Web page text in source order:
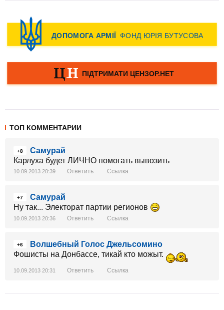
ТОП КОММЕНТАРИИ
+8
Самурай
Карлуха будет ЛИЧНО помогать вывозить
10.09.2013 20:39 Ответить Ссылка
+7
Самурай
Ну так... Электорат партии регионов
10.09.2013 20:36 Ответить Ссылка
+6
Волшебный Голос Джельсомино
Фошисты на Донбассе, тикай кто можыт.
10.09.2013 20:31 Ответить Ссылка